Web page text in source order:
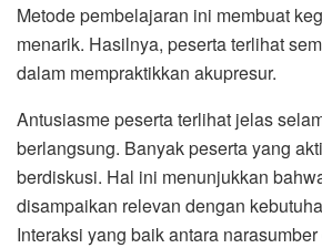
Metode pembelajaran ini membuat
menarik. Hasilnya, peserta terlihat
dalam mempraktikkan akupresur.
Antusiasme peserta terlihat jelas
berlangsung. Banyak peserta yang
berdiskusi. Hal ini menunjukkan
disampaikan relevan dengan
Interaksi yang baik antara